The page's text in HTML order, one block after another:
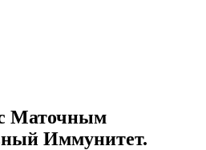
Маточным
Иммунитет.